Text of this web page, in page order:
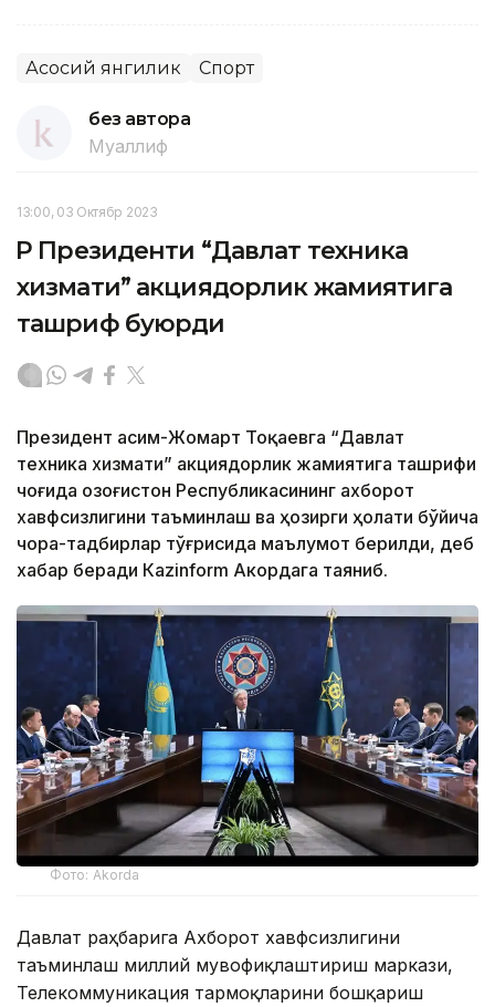
Асосий янгилик Спорт
без автора
Муаллиф
13:00, 03 Октябр 2023
ҚР Президенти “Давлат техника
хизмати” акциядорлик жамиятига
ташриф буюрди
Президент Қасим-Жомарт Тоқаевга “Давлат
техника хизмати” акциядорлик жамиятига ташрифи
чоғида Қозоғистон Республикасининг ахборот
хавфсизлигини таъминлаш ва ҳозирги ҳолати бўйича
чора-тадбирлар тўғрисида маълумот берилди, деб
хабар беради Каzinform Акордага таяниб.
Фото: Akorda
Давлат раҳбарига Ахборот хавфсизлигини
таъминлаш миллий мувофиқлаштириш маркази,
Телекоммуникация тармоқларини бошқариш